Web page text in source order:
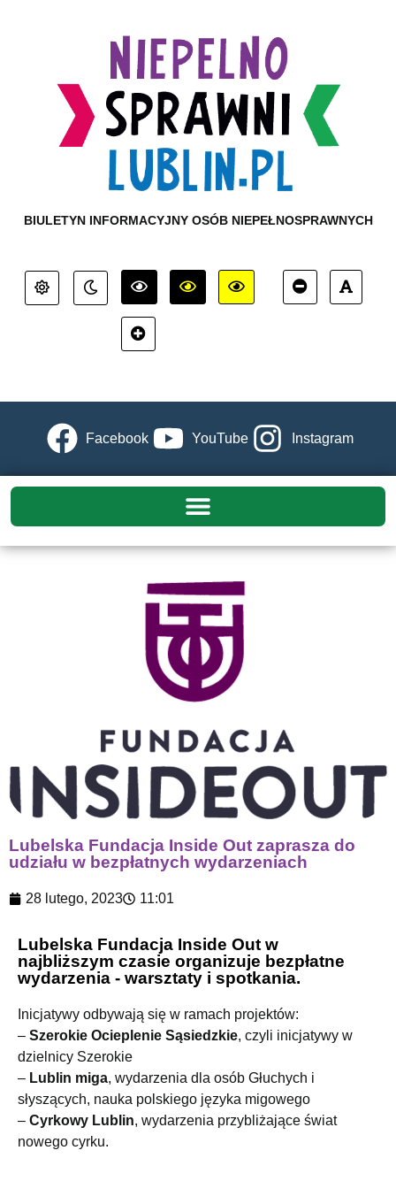
BIULETYN INFORMACYJNY OSÓB NIEPEŁNOSPRAWNYCH
Facebook YouTube Instagram
Lubelska Fundacja Inside Out zaprasza do
udziału w bezpłatnych wydarzeniach
28 lutego, 2023 11:01
Lubelska Fundacja Inside Out w
najbliższym czasie organizuje bezpłatne
wydarzenia - warsztaty i spotkania.
Inicjatywy odbywają się w ramach projektów:
– Szerokie Ocieplenie Sąsiedzkie, czyli inicjatywy w
dzielnicy Szerokie
– Lublin miga, wydarzenia dla osób Głuchych i
słyszących, nauka polskiego języka migowego
– Cyrkowy Lublin, wydarzenia przybliżające świat
nowego cyrku.